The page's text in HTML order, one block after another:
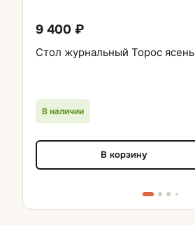
9 400 ₽
Стол журнальный Торос ясень
В наличии
В корзину